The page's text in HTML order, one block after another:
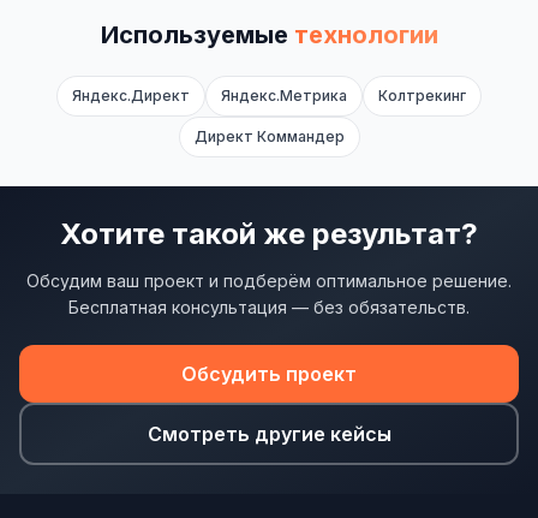
Используемые технологии
Яндекс.Директ Яндекс.Метрика Колтрекинг
Директ Коммандер
Хотите такой же результат?
Обсудим ваш проект и подберём оптимальное решение.
Бесплатная консультация — без обязательств.
Обсудить проект
Смотреть другие кейсы